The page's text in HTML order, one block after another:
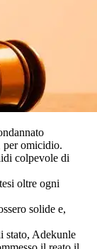
per omicidio.
colpevole di
oltre ogni
solide e,
stato, Adekunle